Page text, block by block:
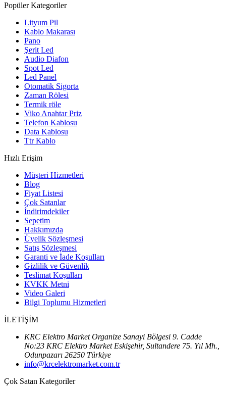
Popüler Kategoriler
Lityum Pil
Kablo Makarası
Pano
Şerit Led
Audio Diafon
Spot Led
Led Panel
Otomatik Sigorta
Zaman Rölesi
Termik röle
Viko Anahtar Priz
Telefon Kablosu
Data Kablosu
Ttr Kablo
Hızlı Erişim
Müşteri Hizmetleri
Blog
Fiyat Listesi
Çok Satanlar
İndirimdekiler
Sepetim
Hakkımızda
Üyelik Sözleşmesi
Satış Sözleşmesi
Garanti ve İade Koşulları
Gizlilik ve Güvenlik
Teslimat Koşulları
KVKK Metni
Video Galeri
Bilgi Toplumu Hizmetleri
İLETİŞİM
KRC Elektro Market Organize Sanayi Bölgesi 9. Cadde
No:23 KRC Elektro Market Eskişehir, Sultandere 75. Yıl Mh.,
Odunpazarı 26250 Türkiye
info@krcelektromarket.com.tr
Çok Satan Kategoriler